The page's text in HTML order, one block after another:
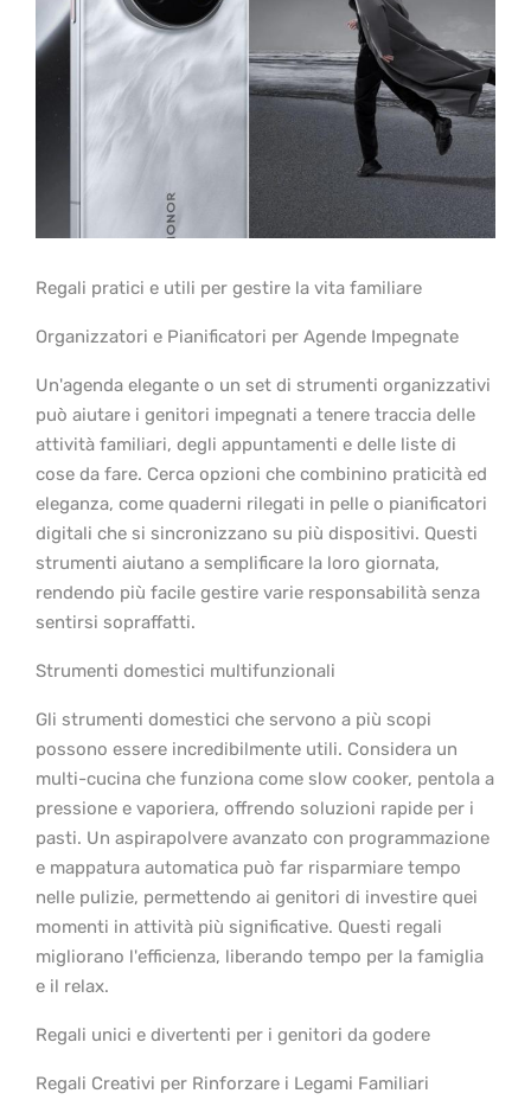
Regali pratici e utili per gestire la vita familiare
Organizzatori e Pianificatori per Agende Impegnate
Un'agenda elegante o un set di strumenti organizzativi
può aiutare i genitori impegnati a tenere traccia delle
attività familiari, degli appuntamenti e delle liste di
cose da fare. Cerca opzioni che combinino praticità ed
eleganza, come quaderni rilegati in pelle o pianificatori
digitali che si sincronizzano su più dispositivi. Questi
strumenti aiutano a semplificare la loro giornata,
rendendo più facile gestire varie responsabilità senza
sentirsi sopraffatti.
Strumenti domestici multifunzionali
Gli strumenti domestici che servono a più scopi
possono essere incredibilmente utili. Considera un
multi-cucina che funziona come slow cooker, pentola a
pressione e vaporiera, offrendo soluzioni rapide per i
pasti. Un aspirapolvere avanzato con programmazione
e mappatura automatica può far risparmiare tempo
nelle pulizie, permettendo ai genitori di investire quei
momenti in attività più significative. Questi regali
migliorano l'efficienza, liberando tempo per la famiglia
e il relax.
Regali unici e divertenti per i genitori da godere
Regali Creativi per Rinforzare i Legami Familiari